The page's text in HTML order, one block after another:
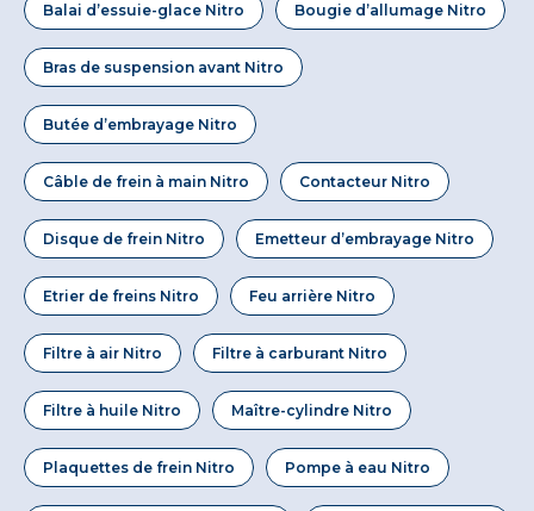
Balai d’essuie-glace Nitro Bougie d’allumage Nitro
Bras de suspension avant Nitro
Butée d’embrayage Nitro
Câble de frein à main Nitro Contacteur Nitro
Disque de frein Nitro Emetteur d’embrayage Nitro
Etrier de freins Nitro Feu arrière Nitro
Filtre à air Nitro Filtre à carburant Nitro
Filtre à huile Nitro Maître-cylindre Nitro
Plaquettes de frein Nitro Pompe à eau Nitro